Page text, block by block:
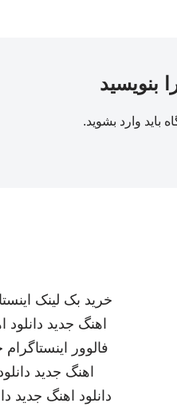
بنویسید
باید وارد بشوید.
خرید بک لینک
اهنگ جدید دانلود
فالوور اینستاگرام
اهنگ جدید
دانلود اهنگ جدید